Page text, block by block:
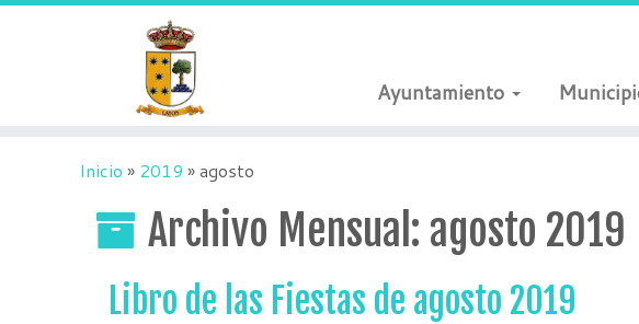
Ayuntamiento
Inicio » 2019 »agosto
Archivo Mensual: agosto 2019
Libro de las Fiestas de agosto 2019